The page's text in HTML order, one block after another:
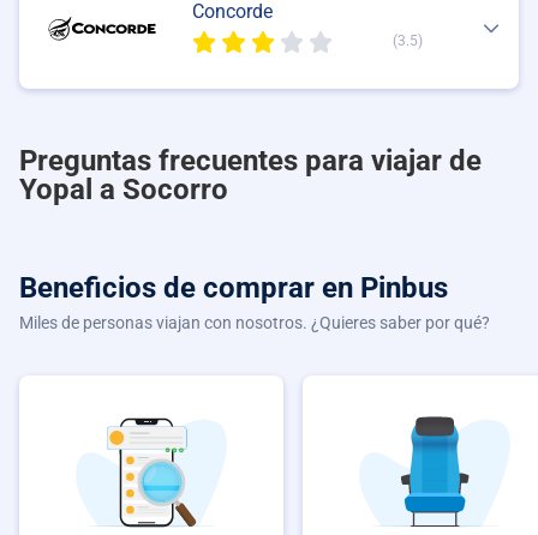
Concorde
(3.5)
Preguntas frecuentes para viajar de
Yopal a Socorro
Beneficios de comprar en Pinbus
Miles de personas viajan con nosotros. ¿Quieres saber por qué?